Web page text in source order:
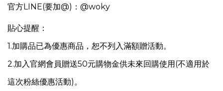
官方LINE(要加@)：@woky
貼心提醒：
1.加購品已為優惠商品，恕不列入滿額贈活動。
2.加入官網會員贈送50元購物金供未來回購使用(不適用於
這次粉絲優惠活動)。